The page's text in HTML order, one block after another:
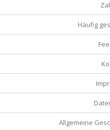
Häufig
Allgemeine